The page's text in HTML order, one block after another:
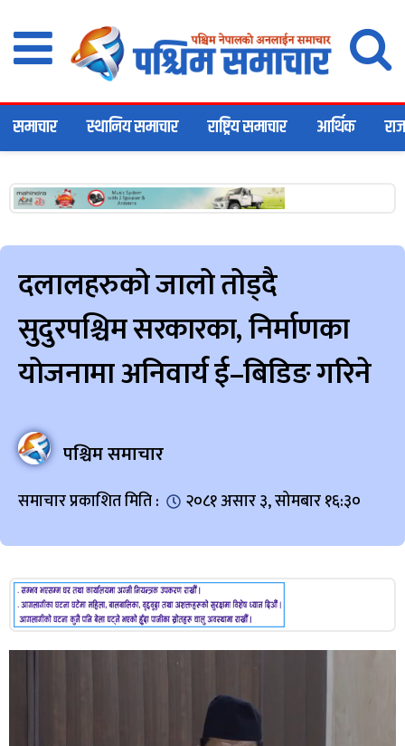
समाचार स्थानिय समाचार राष्ट्रिय समाचार आर्थिक
दलालहरुको जालो तोड्दै
सुदुरपश्चिम सरकारका, निर्माणका
योजनामा अनिवार्य ई–बिडिङ गरिने
पश्चिम समाचार
समाचार प्रकाशित मिति : २०८१ असार ३, सोमबार १६:३०